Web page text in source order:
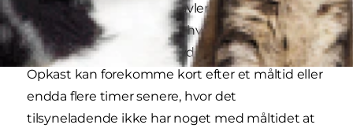
på vej, såsom; din hund savler, slikker sig om
læberne, klynker, vandrer hvileløst rundt, eller
der kommer gurglende lyde fra dens mave.
Opkast kan forekomme kort efter et måltid eller
endda flere timer senere, hvor det
tilsyneladende ikke har noget med måltidet at